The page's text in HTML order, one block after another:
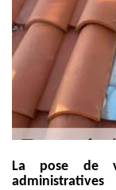
La pose de
administratives